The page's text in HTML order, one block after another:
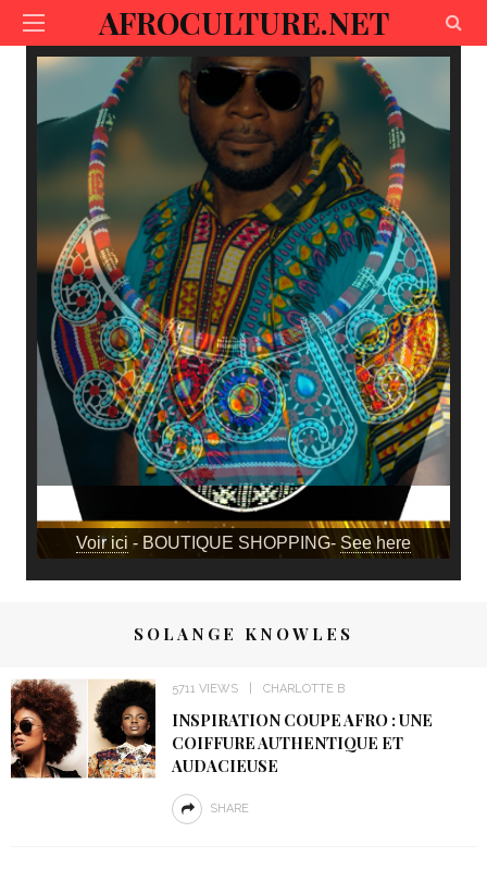
AFROCULTURE.NET
Voir ici - BOUTIQUE SHOPPING- See here
SOLANGE KNOWLES
5711 VIEWS CHARLOTTE B
INSPIRATION COUPE AFRO : UNE
COIFFURE AUTHENTIQUE ET
AUDACIEUSE
SHARE